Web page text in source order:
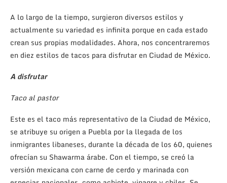
A lo largo de la tiempo, surgieron diversos estilos y
actualmente su variedad es infinita porque en cada estado
crean sus propias modalidades. Ahora, nos concentraremos
en diez estilos de tacos para disfrutar en Ciudad de México.
A disfrutar
Taco al pastor
Este es el taco más representativo de la Ciudad de México,
se atribuye su origen a Puebla por la llegada de los
inmigrantes libaneses, durante la década de los 60, quienes
ofrecían su Shawarma árabe. Con el tiempo, se creó la
versión mexicana con carne de cerdo y marinada con